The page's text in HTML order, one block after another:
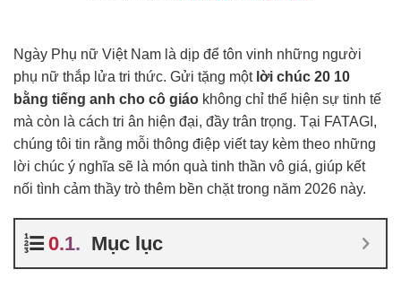
Ngày Phụ nữ Việt Nam là dịp để tôn vinh những người
phụ nữ thắp lửa tri thức. Gửi tặng một lời chúc 20 10
bằng tiếng anh cho cô giáo không chỉ thể hiện sự tinh tế
mà còn là cách tri ân hiện đại, đầy trân trọng. Tại FATAGI,
chúng tôi tin rằng mỗi thông điệp viết tay kèm theo những
lời chúc ý nghĩa sẽ là món quà tinh thần vô giá, giúp kết
nối tình cảm thầy trò thêm bền chặt trong năm 2026 này.
Mục lục